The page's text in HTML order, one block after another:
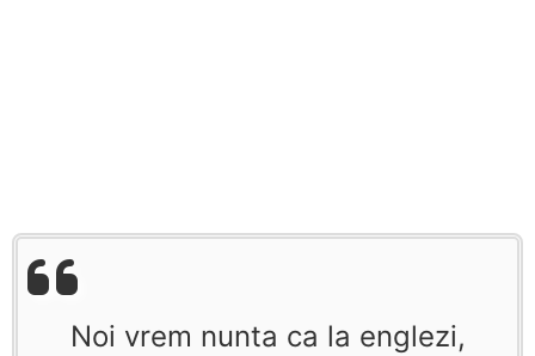
Noi vrem nunta ca la englezi,